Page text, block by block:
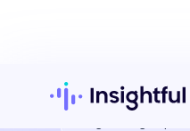
Una guía